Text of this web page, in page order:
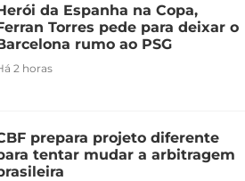
da Espanha na Copa,
Torres pede para deixar o
rumo ao PSG
2 horas
prepara projeto diferente
tentar mudar a arbitragem